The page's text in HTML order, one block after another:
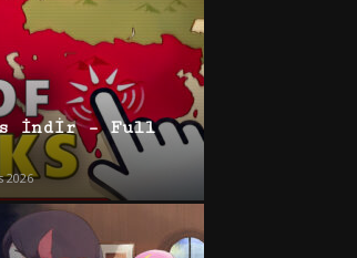
İndir – Full
2026